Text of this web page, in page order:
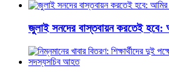
জুলাই সনদের বাস্তবায়ন করতেই হবে: